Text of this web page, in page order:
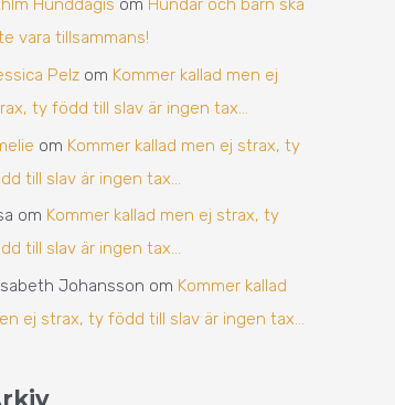
Hunddagis om Hundar och barn ska
vara tillsammans!
Pelz om Kommer kallad men ej
ty född till slav är ingen tax…
om Kommer kallad men ej strax, ty
till slav är ingen tax…
om Kommer kallad men ej strax, ty
till slav är ingen tax…
Johansson om Kommer kallad
ej strax, ty född till slav är ingen tax…